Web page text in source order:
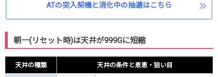
ATの突入契機と消化中の抽選はこちら
朝一(リセット時)は天井が999Gに短縮
天井の種類 天井の条件と恩恵・狙い目